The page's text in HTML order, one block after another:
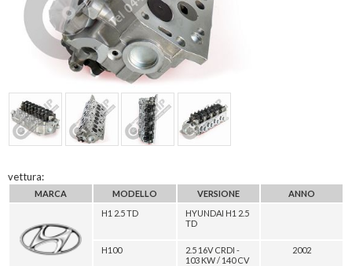
vettura:
MARCA MODELLO VERSIONE
ANNO
H1 2.5 TD
HYUNDAI H1 2.5
TD
H100
2.5 16V CRDI -
103 KW / 140 CV
2002